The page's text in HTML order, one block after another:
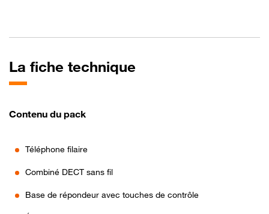
La fiche technique
Contenu du pack
Téléphone filaire
Combiné DECT sans fil
Base de répondeur avec touches de contrôle